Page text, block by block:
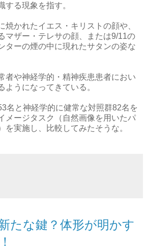
する現象を指す。
焼かれたイエス・キリストの顔や、
マザー・テレサの顔、または9/11の
ターの煙の中に現れたサタンの姿な
者や神経学的・精神疾患患者におい
ようになってきている。
名と神経学的に健常な対照群82名を
メージタスク（自然画像を用いたパ
を実施し、比較してみたそうな。
たな鍵？体形が明かす